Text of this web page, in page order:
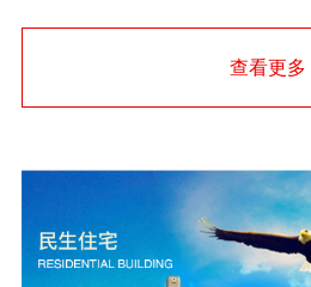
查看更多